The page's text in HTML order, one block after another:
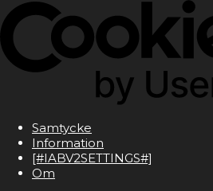
Samtycke
Information
[#IABV2SETTINGS#]
Om